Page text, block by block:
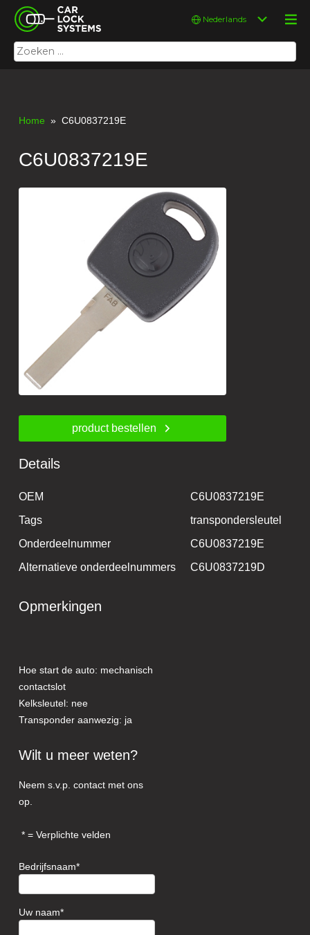
content
Car Lock Systems
Car Lock Systems
Zoeken
naar:
Kies
taal
Home » C6U0837219E
C6U0837219E
product bestellen
Details
OEM
C6U0837219E
Tags
transpondersleutel
Onderdeelnummer
C6U0837219E
Alternatieve onderdeelnummers
C6U0837219D
Opmerkingen
Hoe start de auto: mechanisch
contactslot
Kelksleutel: nee
Transponder aanwezig: ja
Wilt u meer weten?
Neem s.v.p. contact met ons
op.
= Verplichte velden
Bedrijfsnaam
Uw naam